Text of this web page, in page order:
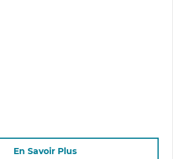
En Savoir Plus